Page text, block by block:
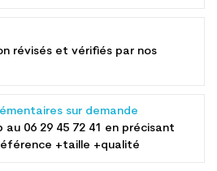
révisés et vérifiés par nos
sur demande
au 06 29 45 72 41 en précisant
+taille +qualité